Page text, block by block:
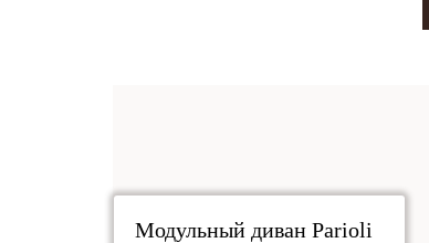
Модульный диван Parioli